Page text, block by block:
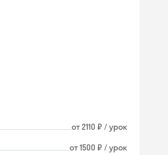
от 2110 ₽ / урок
от 1500 ₽ / урок